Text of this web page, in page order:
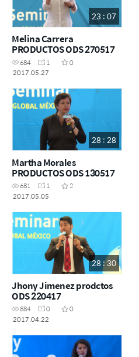
23 : 07
Melina Carrera
PRODUCTOS ODS 270517
684 1
0
2017.05.27
28 : 28
Martha Morales
PRODUCTOS ODS 130517
681 1
2
2017.05.05
28 : 30
Jhony Jimenez prodctos
ODS 220417
884 0
0
2017.04.22